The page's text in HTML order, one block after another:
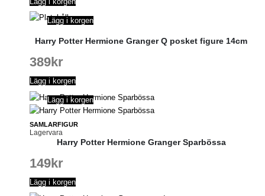
Lägg i korgen
Harry Potter Hermione Granger Q posket figure 14cm
389kr
Lägg i korgen
SAMLARFIGUR
Lagervara
Lägg i korgen
Harry Potter Hermione Granger Sparbössa
149kr
Lägg i korgen